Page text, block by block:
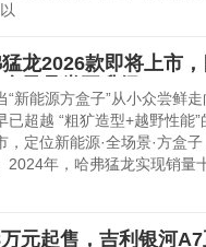
龙2026款即将上市
盒子品类再升级
能源方盒子”从小众尝鲜走
已超越 “粗犷造型+越野性能
，定位新能源·全场景·方盒
2024年，哈弗猛龙实现销量
元起售，吉利银河